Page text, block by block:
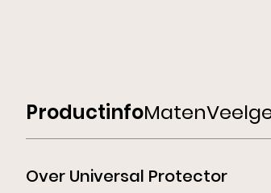
ProductinfoMaten
Over Universal Protector